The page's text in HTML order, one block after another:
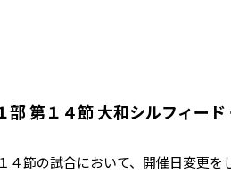
第１４節 大和シルフィー
４節の試合において、開催日変更を